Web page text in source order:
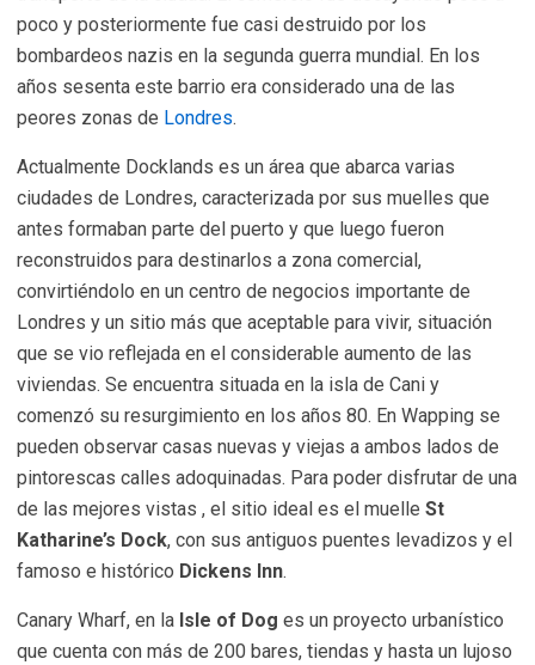
poco y posteriormente fue casi destruido por los
bombardeos nazis en la segunda guerra mundial. En los
años sesenta este barrio era considerado una de las
peores zonas de Londres.
Actualmente Docklands es un área que abarca varias
ciudades de Londres, caracterizada por sus muelles que
antes formaban parte del puerto y que luego fueron
reconstruidos para destinarlos a zona comercial,
convirtiéndolo en un centro de negocios importante de
Londres y un sitio más que aceptable para vivir, situación
que se vio reflejada en el considerable aumento de las
viviendas. Se encuentra situada en la isla de Cani y
comenzó su resurgimiento en los años 80. En Wapping se
pueden observar casas nuevas y viejas a ambos lados de
pintorescas calles adoquinadas. Para poder disfrutar de una
de las mejores vistas , el sitio ideal es el muelle St
Katharine’s Dock, con sus antiguos puentes levadizos y el
famoso e histórico Dickens Inn.
Canary Wharf, en la Isle of Dog es un proyecto urbanístico
que cuenta con más de 200 bares, tiendas y hasta un lujoso